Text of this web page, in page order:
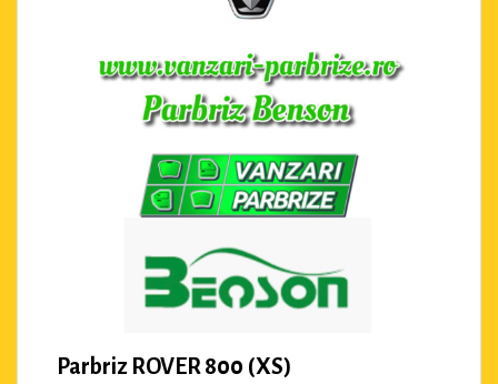
Parbriz ROVER 800 (XS)